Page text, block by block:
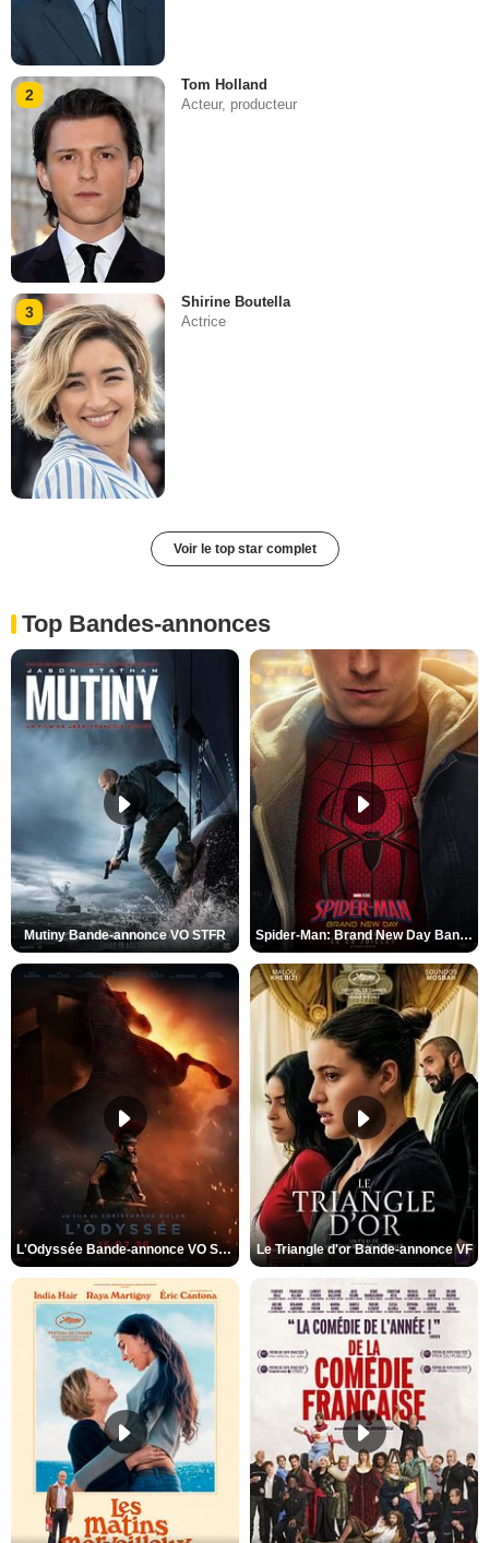
2
Tom Holland
Acteur, producteur
3
Shirine Boutella
Actrice
Voir le top star complet
Top Bandes-annonces
Mutiny Bande-annonce VO STFR Spider-Man: Brand New Day Bande-annonce VO STFR
L'Odyssée Bande-annonce VO STFR Le Triangle d'or Bande-annonce VF